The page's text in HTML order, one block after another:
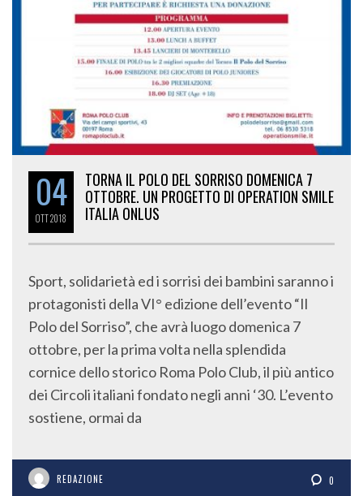
04
OTT2018
TORNA IL POLO DEL SORRISO DOMENICA 7
OTTOBRE. UN PROGETTO DI OPERATION SMILE
ITALIA ONLUS
Sport, solidarietà ed i sorrisi dei bambini saranno i
protagonisti della VI° edizione dell’evento “Il
Polo del Sorriso”, che avrà luogo domenica 7
ottobre, per la prima volta nella splendida
cornice dello storico Roma Polo Club, il più antico
dei Circoli italiani fondato negli anni ‘30. L’evento
sostiene, ormai da
REDAZIONE 0